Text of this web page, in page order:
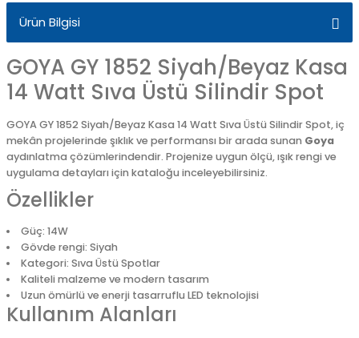
Ürün Bilgisi
GOYA GY 1852 Siyah/Beyaz Kasa
14 Watt Sıva Üstü Silindir Spot
GOYA GY 1852 Siyah/Beyaz Kasa 14 Watt Sıva Üstü Silindir Spot, iç
mekân projelerinde şıklık ve performansı bir arada sunan Goya
aydınlatma çözümlerindendir. Projenize uygun ölçü, ışık rengi ve
uygulama detayları için kataloğu inceleyebilirsiniz.
Özellikler
Güç: 14W
Gövde rengi: Siyah
Kategori: Sıva Üstü Spotlar
Kaliteli malzeme ve modern tasarım
Uzun ömürlü ve enerji tasarruflu LED teknolojisi
Kullanım Alanları